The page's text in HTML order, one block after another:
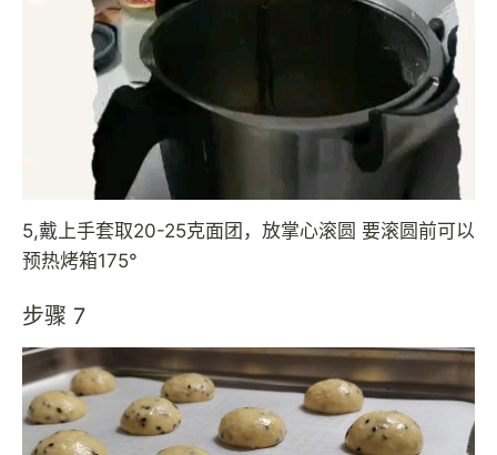
5,戴上手套取20-25克面团，放掌心滚圆 要滚圆前可以
预热烤箱175°
步骤 7